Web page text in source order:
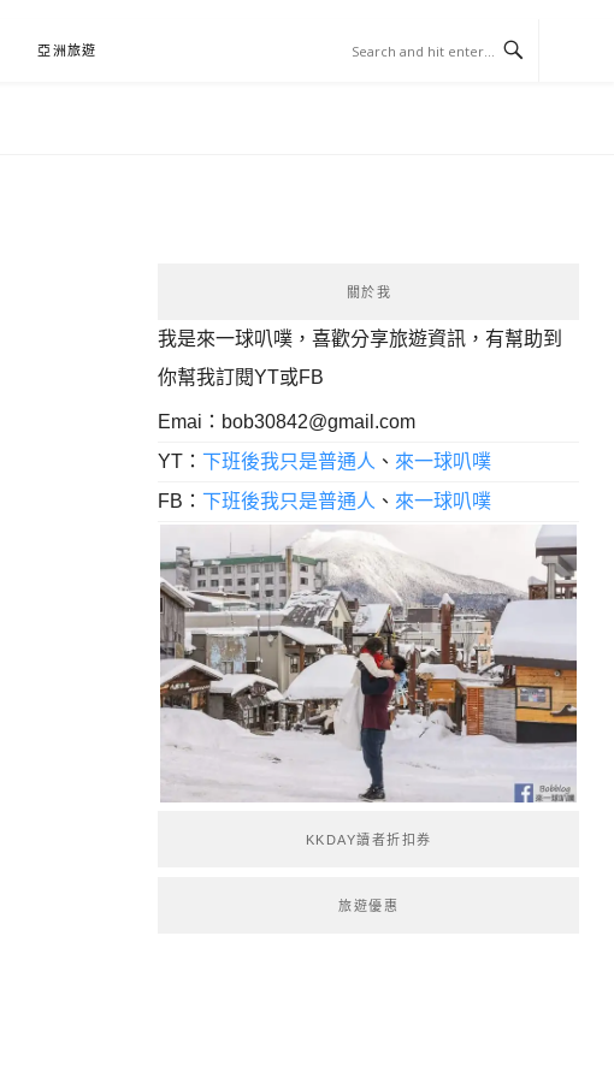
亞洲旅遊
關於我
我是來一球叭噗，喜歡分享旅遊資訊，有幫助到
你幫我訂閱YT或FB
Emai： bob30842@gmail.com
YT：下班後我只是普通人 、 來一球叭噗
FB：下班後我只是普通人 、 來一球叭噗
KKDAY讀者折扣券
旅遊優惠